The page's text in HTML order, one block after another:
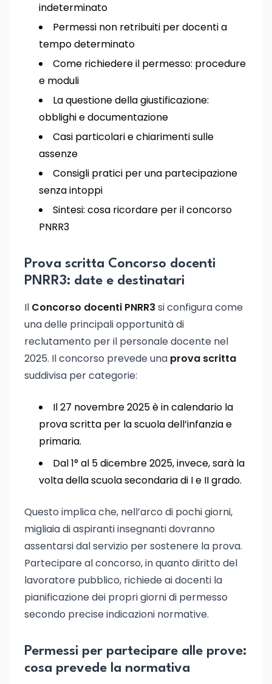
indeterminato
Permessi non retribuiti per docenti a
tempo determinato
Come richiedere il permesso: procedure
e moduli
La questione della giustificazione:
obblighi e documentazione
Casi particolari e chiarimenti sulle
assenze
Consigli pratici per una partecipazione
senza intoppi
Sintesi: cosa ricordare per il concorso
PNRR3
Prova scritta Concorso docenti
PNRR3: date e destinatari
Il Concorso docenti PNRR3 si configura come
una delle principali opportunità di
reclutamento per il personale docente nel
2025. Il concorso prevede una prova scritta
suddivisa per categorie:
Il 27 novembre 2025 è in calendario la
prova scritta per la scuola dell’infanzia e
primaria.
Dal 1° al 5 dicembre 2025, invece, sarà la
volta della scuola secondaria di I e II grado.
Questo implica che, nell’arco di pochi giorni,
migliaia di aspiranti insegnanti dovranno
assentarsi dal servizio per sostenere la prova.
Partecipare al concorso, in quanto diritto del
lavoratore pubblico, richiede ai docenti la
pianificazione dei propri giorni di permesso
secondo precise indicazioni normative.
Permessi per partecipare alle prove:
cosa prevede la normativa